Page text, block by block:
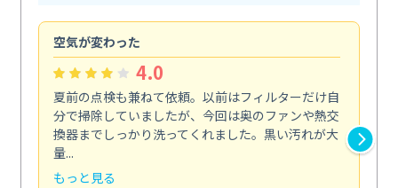
空気が変わった
4.0
夏前の点検も兼ねて依頼。以前はフィルターだけ自
分で掃除していましたが、今回は奥のファンや熱交
換器までしっかり洗ってくれました。黒い汚れが大
量...
もっと見る